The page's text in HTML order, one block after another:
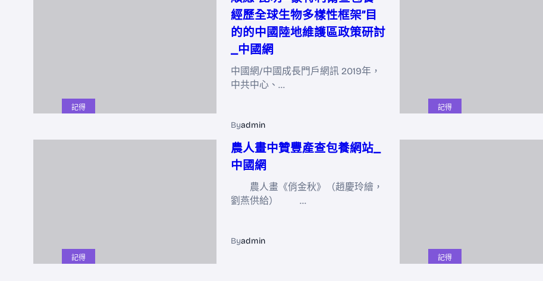
記得
經歷全球生物多樣性框架”目
的的中國陸地維護區政策研討
_中國網
中國網/中國成長門戶網訊 2019年，
中共中心、…
Byadmin
記得
記得
農人畫中贊豐產查包養網站_
中國網
農人畫《俏金秋》（趙慶玲繪，
劉燕供給） …
Byadmin
記得